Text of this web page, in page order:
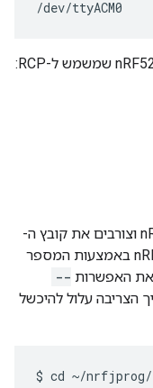
עוברים למיקום של כלי שורת הפקודה nRFx וצורבים את קובץ ה-
hex של OpenThread RCP בלוח nRF52840 באמצעות המספר
את האפשרות --
הצריבה עלול להיכשל
$ cd ~/nrfjprog/